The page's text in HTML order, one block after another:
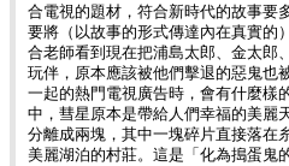
合電視的題材，符合新時代的故事要
要將（以故事的形式傳達內在真實的
合老師看到現在把浦島太郎、金太郎
玩伴，原本應該被他們擊退的惡鬼也
一起的熱門電視廣告時，會有什麼
中，彗星原本是帶給人們幸福的美麗
分離成兩塊，其中一塊碎片直接落在
美麗湖泊的村莊。這是「化為搗蛋鬼